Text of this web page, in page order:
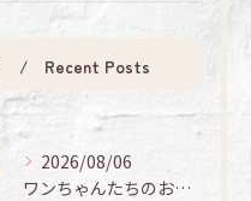
Recent Posts
2026/08/06
ワンちゃんたちのお手入れ日記🐶✨